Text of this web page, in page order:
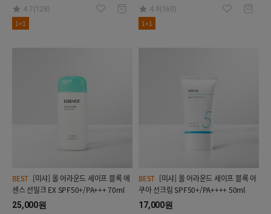
4.7(128)
1+1
4.9(160)
1+1
BEST
센스 선밀크 EX SPF50+/PA+++ 70ml
25,000원
BEST
쿠아 선크림 SPF50+/PA++++ 50ml
17,000원